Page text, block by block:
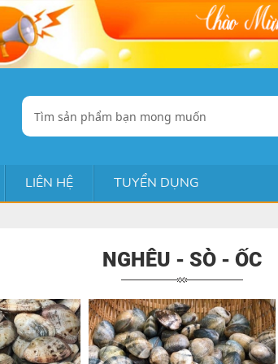
LIÊN HỆ TUYỂN DỤNG
NGHÊU - SÒ - ỐC